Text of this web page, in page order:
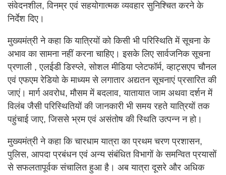
संवेदनशील, विनम्र एवं सहयोगात्मक व्यवहार सुनिश्चित करने के
निर्देश दिए।
मुख्यमंत्री ने कहा कि यात्रियों को किसी भी परिस्थिति में सूचना के
अभाव का सामना नहीं करना चाहिए। इसके लिए सार्वजनिक सूचना
प्रणाली , एलईडी डिस्प्ले, सोशल मीडिया प्लेटफॉर्म, व्हाट्सएप चौनल
एवं एफएम रेडियो के माध्यम से लगातार अद्यतन सूचनाएं प्रसारित की
जाएं। मार्ग अवरोध, मौसम में बदलाव, यातायात जाम अथवा दर्शन में
विलंब जैसी परिस्थितियों की जानकारी भी समय रहते यात्रियों तक
पहुंचाई जाए, जिससे भ्रम एवं असंतोष की स्थिति उत्पन्न न हो।
मुख्यमंत्री ने कहा कि चारधाम यात्रा का प्रथम चरण प्रशासन,
पुलिस, आपदा प्रबंधन एवं अन्य संबंधित विभागों के समन्वित प्रयासों
से सफलतापूर्वक संचालित हुआ है। अब यात्रा दूसरे और अधिक